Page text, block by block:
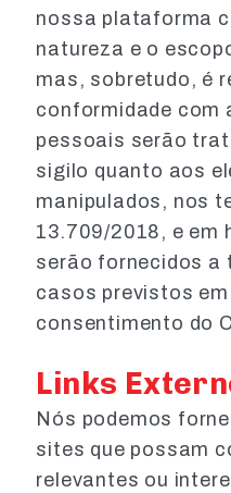
nossa plataforma
natureza e o
mas, sobretudo, é
conformidade com
pessoais serão
sigilo quanto aos
manipulados, nos
13.709/2018, e em
serão fornecidos a
casos previstos
consentimento do
Links
Nós podemos
sites que possam
relevantes ou